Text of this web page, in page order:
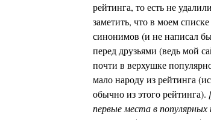
рейтинга, то есть не
заметить, что в моем
синонимов (и не написал
перед друзьями (ведь мой
почти в верхушке
мало народу из рейтинга
обычно из этого рейтинга).
первые места в популярных